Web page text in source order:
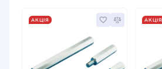
АКЦІЯ АКЦІЯ